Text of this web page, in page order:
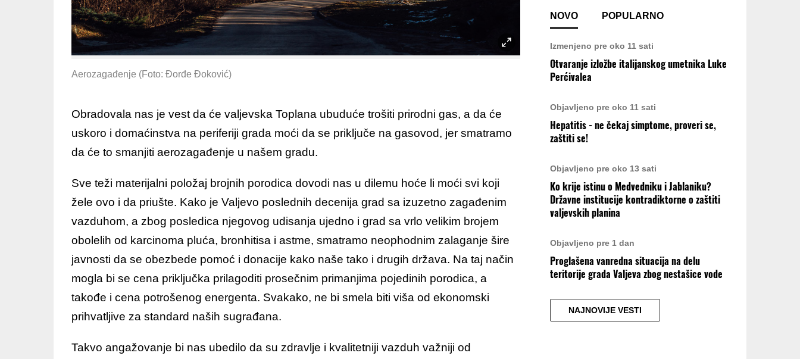
Aerozagađenje (Foto: Đorđe Đoković)
Obradovala nas je vest da će valjevska Toplana ubuduće trošiti prirodni gas, a da će
uskoro i domaćinstva na periferiji grada moći da se priključe na gasovod, jer smatramo
da će to smanjiti aerozagađenje u našem gradu.
Sve teži materijalni položaj brojnih porodica dovodi nas u dilemu hoće li moći svi koji
žele ovo i da priušte. Kako je Valjevo poslednih decenija grad sa izuzetno zagađenim
vazduhom, a zbog posledica njegovog udisanja ujedno i grad sa vrlo velikim brojem
obolelih od karcinoma pluća, bronhitisa i astme, smatramo neophodnim zalaganje šire
javnosti da se obezbede pomoć i donacije kako naše tako i drugih država. Na taj način
mogla bi se cena priključka prilagoditi prosečnim primanjima pojedinih porodica, a
takođe i cena potrošenog energenta. Svakako, ne bi smela biti viša od ekonomski
prihvatljive za standard naših sugrađana.
Takvo angažovanje bi nas ubedilo da su zdravlje i kvalitetniji vazduh važniji od
NOVO POPULARNO
Izmenjeno pre oko 11 sati
Otvaranje izložbe italijanskog umetnika Luke
Perćivalea
Objavljeno pre oko 11 sati
Hepatitis - ne čekaj simptome, proveri se,
zaštiti se!
Objavljeno pre oko 13 sati
Ko krije istinu o Medvedniku i Jablaniku?
Državne institucije kontradiktorne o zaštiti
valjevskih planina
Objavljeno pre 1 dan
Proglašena vanredna situacija na delu
teritorije grada Valjeva zbog nestašice vode
NAJNOVIJE VESTI